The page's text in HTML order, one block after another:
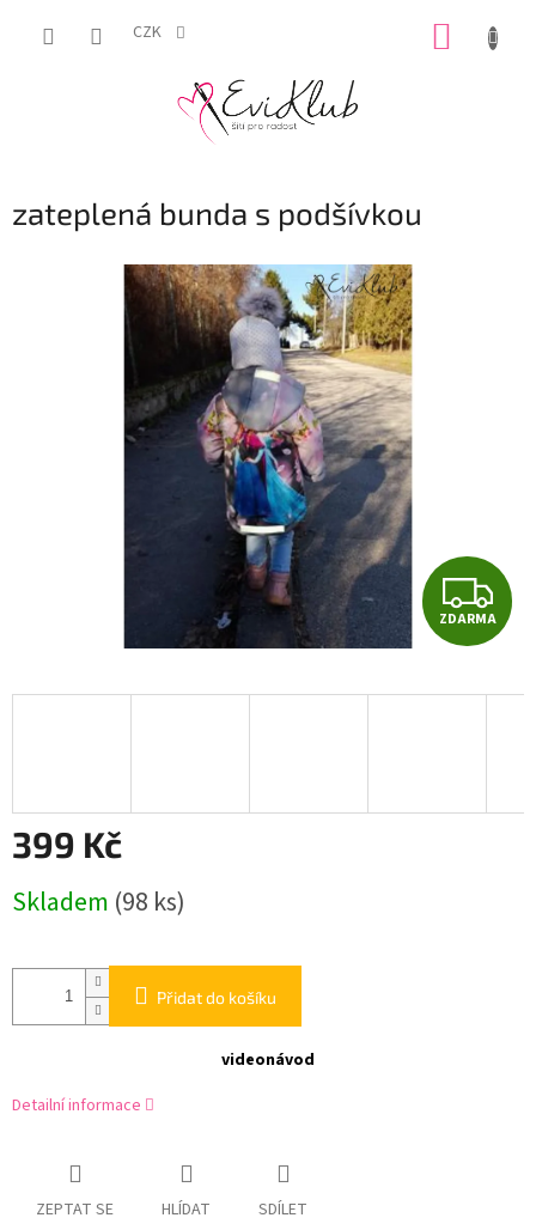
CZK
zateplená bunda s podšívkou
Z
D
A
ZDARMA
399 Kč
cena:
Skladem (98 ks)
Přidat do košíku
videonávod
Detailní informace
ZEPTAT SE HLÍDAT SDÍLET